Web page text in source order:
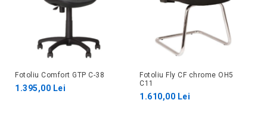
Fotoliu Comfort GTP C-38
1.395,00 Lei
Fotoliu Fly CF chrome ОH5
C11
1.610,00 Lei